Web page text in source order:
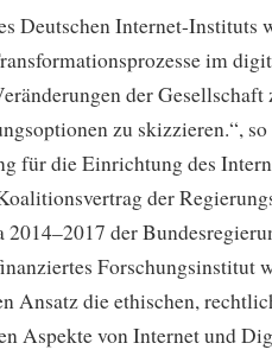
Deutschen Internet-Instituts
im
der Gesellschaft
zu skizzieren.“,
für die Einrichtung des
der
der
Forschungsinstitut
Ansatz die ethischen,
Aspekte von Internet und